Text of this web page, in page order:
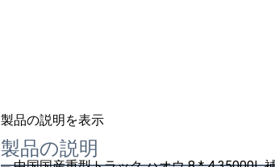
製品の説明を表示
製品の説明